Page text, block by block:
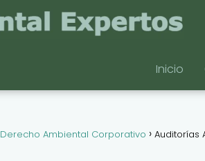
Inicio
Derecho Ambiental Corporativo
Auditorías